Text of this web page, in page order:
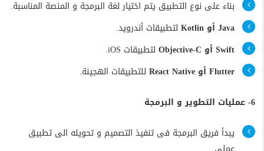
بناء على نوع التطبيق يتم اختيار لغة البرمجة و المنصة المناسبة.
Java أو Kotlin
لتطبيقات أندرويد.
Swift أو Objective-C
لتطبيقات iOS.
Flutter أو React Native
للتطبيقات الهجينة.
6- عمليات التطوير و البرمجة
يبدأ فريق البرمجة فى تنفيذ التصميم و تحويله الى تطبيق